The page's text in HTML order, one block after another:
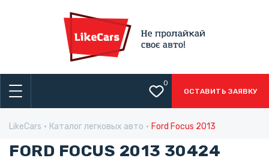
0
ОСТАВИТЬ ЗАЯВКУ
LikeCars Каталог легковых авто Ford Focus 2013
FORD FOCUS 2013 30424